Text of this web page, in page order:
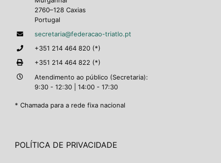
2760–128 Caxias
Portugal
secretaria@federacao-triatlo.pt
+351 214 464 820 (*)
+351 214 464 822 (*)
Atendimento ao público (Secretaria):
9:30 - 12:30 | 14:00 - 17:30
* Chamada para a rede fixa nacional
POLÍTICA DE PRIVACIDADE